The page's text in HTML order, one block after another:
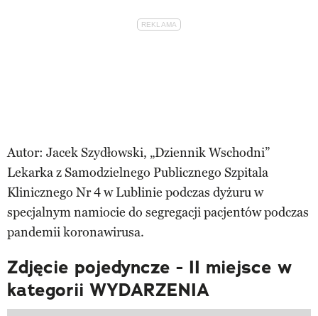
Autor: Jacek Szydłowski, „Dziennik Wschodni”
Lekarka z Samodzielnego Publicznego Szpitala
Klinicznego Nr 4 w Lublinie podczas dyżuru w
specjalnym namiocie do segregacji pacjentów podczas
pandemii koronawirusa.
Zdjęcie pojedyncze - II miejsce w
kategorii WYDARZENIA